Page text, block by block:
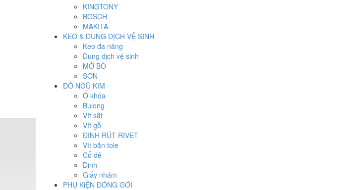
KINGTONY
BOSCH
MAKITA
KEO & DUNG DỊCH VỆ SINH
Keo đa năng
Dung dịch vệ sinh
MỞ BÒ
SƠN
ĐỒ NGŨ KIM
Ổ khóa
Bulong
Vít sắt
Vít gỗ
ĐINH RÚT RIVET
Vít bắn tole
Cổ dê
Đinh
Giấy nhám
PHỤ KiỆN ĐÓNG GÓI